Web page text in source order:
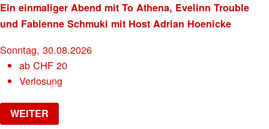
Ein einmaliger Abend mit To Athena, Evelinn Trouble
und Fabienne Schmuki mit Host Adrian Hoenicke
Sonntag, 30.08.2026
abCHF 20
Verlosung
WEITER